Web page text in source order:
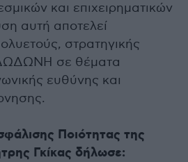
και επιχειρηματικών
αυτή αποτελεί
στρατηγικής
σε θέματα
ευθύνης και
Ποιότητας της
Γκίκας δήλωσε: